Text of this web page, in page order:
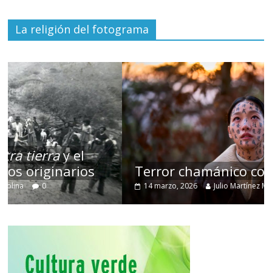
La religión del fotograma
Terror chamánico coreano
14 marzo, 2026 Julio Martínez Molina 0